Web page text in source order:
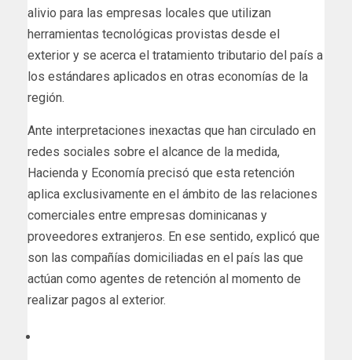
alivio para las empresas locales que utilizan
herramientas tecnológicas provistas desde el
exterior y se acerca el tratamiento tributario del país a
los estándares aplicados en otras economías de la
región.
Ante interpretaciones inexactas que han circulado en
redes sociales sobre el alcance de la medida,
Hacienda y Economía precisó que esta retención
aplica exclusivamente en el ámbito de las relaciones
comerciales entre empresas dominicanas y
proveedores extranjeros. En ese sentido, explicó que
son las compañías domiciliadas en el país las que
actúan como agentes de retención al momento de
realizar pagos al exterior.